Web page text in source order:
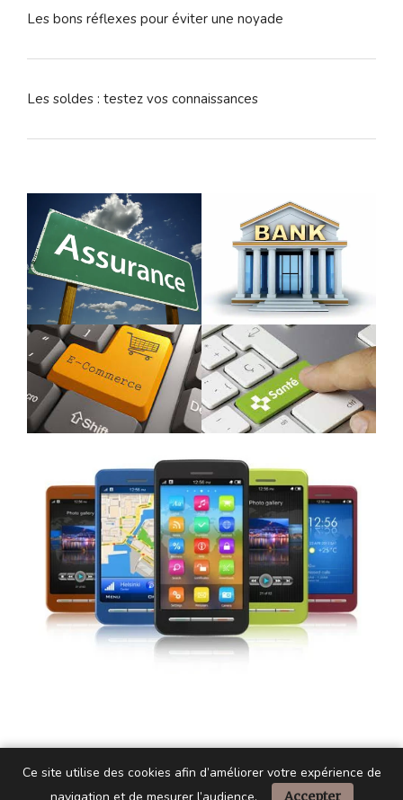
Les bons réflexes pour éviter une noyade
Les soldes : testez vos connaissances
Ce site utilise des cookies afin d’améliorer votre expérience de
Accepter